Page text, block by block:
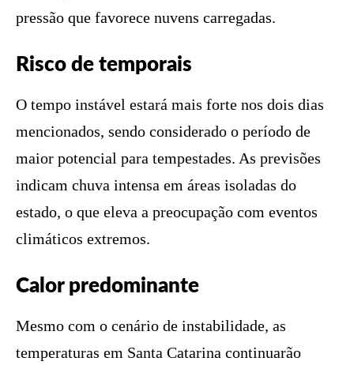
pressão que favorece nuvens carregadas.
Risco de temporais
O tempo instável estará mais forte nos dois dias
mencionados, sendo considerado o período de
maior potencial para tempestades. As previsões
indicam chuva intensa em áreas isoladas do
estado, o que eleva a preocupação com eventos
climáticos extremos.
Calor predominante
Mesmo com o cenário de instabilidade, as
temperaturas em Santa Catarina continuarão